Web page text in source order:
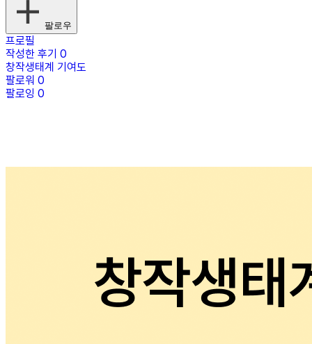
팔로우
프로필
작성한 후기 0
창작생태계 기여도
팔로워 0
팔로잉 0